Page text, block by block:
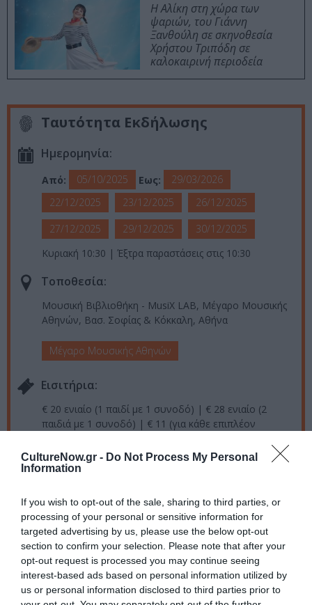
CultureNow.gr - Do Not Process My Personal
Information
If you wish to opt-out of the sale, sharing to third parties, or
processing of your personal or sensitive information for
targeted advertising by us, please use the below opt-out
section to confirm your selection. Please note that after your
opt-out request is processed you may continue seeing
interest-based ads based on personal information utilized by
us or personal information disclosed to third parties prior to
Η Αλίκη στη χώρα των
ψαριών, του Γιάννη
Ξανθούλη σε σκηνοθεσία
Χρήστου Τριπόδη σε
καλοκαιρινή περιοδεία
Ταυτότητα Εκδήλωσης
Ημερομηνία:
Από: 05/10/2025 Εως:
29/03/2026
22/12/2025
23/12/2025
26/12/2025
27/12/2025
29/12/2025
30/12/2025
Κυριακή 10:30 | Έξτρα παραστάσεις στις 10:30
Τοποθεσία:
Μουσική Βιβλιοθήκη - MusiX LAB, Μέγαρο Μουσικής
Αθηνών, Βασ. Σοφίας & Κόκκαλη, Αθήνα
Μέγαρο Μουσικής Αθηνών
Eισιτήρια:
€ 20 ενιαίο (1 παιδί με 1 συνοδό) | € 28 ενιαίο (2
παιδιά με 1 συνοδό) | € 11 (για κάθε επιπλέον
Πληροφορίες / Κρατήσεις:
Ακολουθήστε το Culturenow.gr στο Google News
μάθετε πρώτοι όλες τις ειδήσεις
Δείτε όλα τατελευταία νέαγια την Τέχνη και τον
Πολιτισμό στοCulturenow.gr